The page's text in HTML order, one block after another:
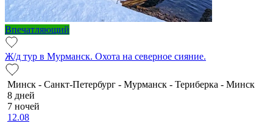
Впечатляющий
Ж/д тур в Мурманск. Охота на северное сияние.
Минск - Санкт-Петербург - Мурманск - Териберка - Минск
8 дней
7 ночей
12.08